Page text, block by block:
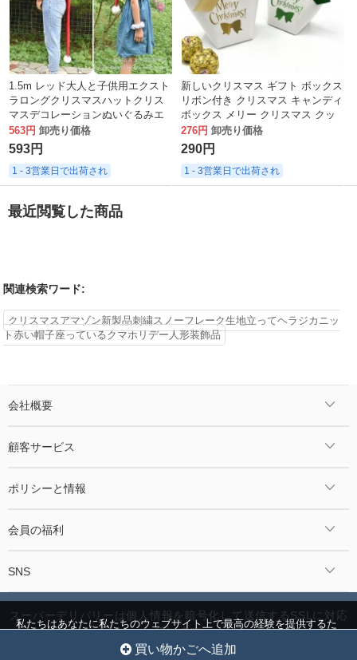
1.5m レッド大人と子供用エクスト
ラロングクリスマスハットクリス
マスデコレーションぬいぐるみエ
クストラロングクリスマスハット
563円 卸売り価格
593円
1 - 3営業日で出荷され
新しいクリスマス ギフト ボックス
リボン付き クリスマス キャンディ
ボックス メリー クリスマス クッ
キー ギフト ボックス
276円 卸売り価格
290円
1 - 3営業日で出荷され
最近閲覧した商品
関連検索ワード:
クリスマスアマゾン新製品刺繍スノーフレーク生地立ってヘラジカニッ
ト赤い帽子座っているクマホリデー人形装飾品
買い物かごへ追加
会社概要
顧客サービス
ポリシーと情報
会員の福利
SNS
スーパーデリバリーは個人情報を暗号化して送信するSSLに対応
しています。
©2024 Jcnmall.com All Rights Reserved.
私たちはあなたに私たちのウェブサイト上で最高の経験を提供するた
クッキー設定